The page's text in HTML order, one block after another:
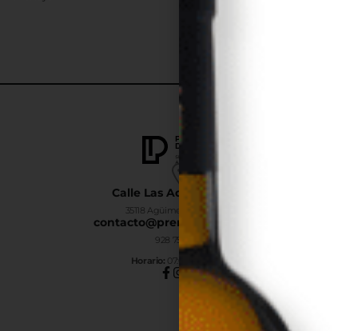
Calle Las Adelfas Nº6-B
35118 Agüimes, Las Palmas
contacto@premiumdrinks.es
928 754 363
Horario: 07:00h a 15:00h